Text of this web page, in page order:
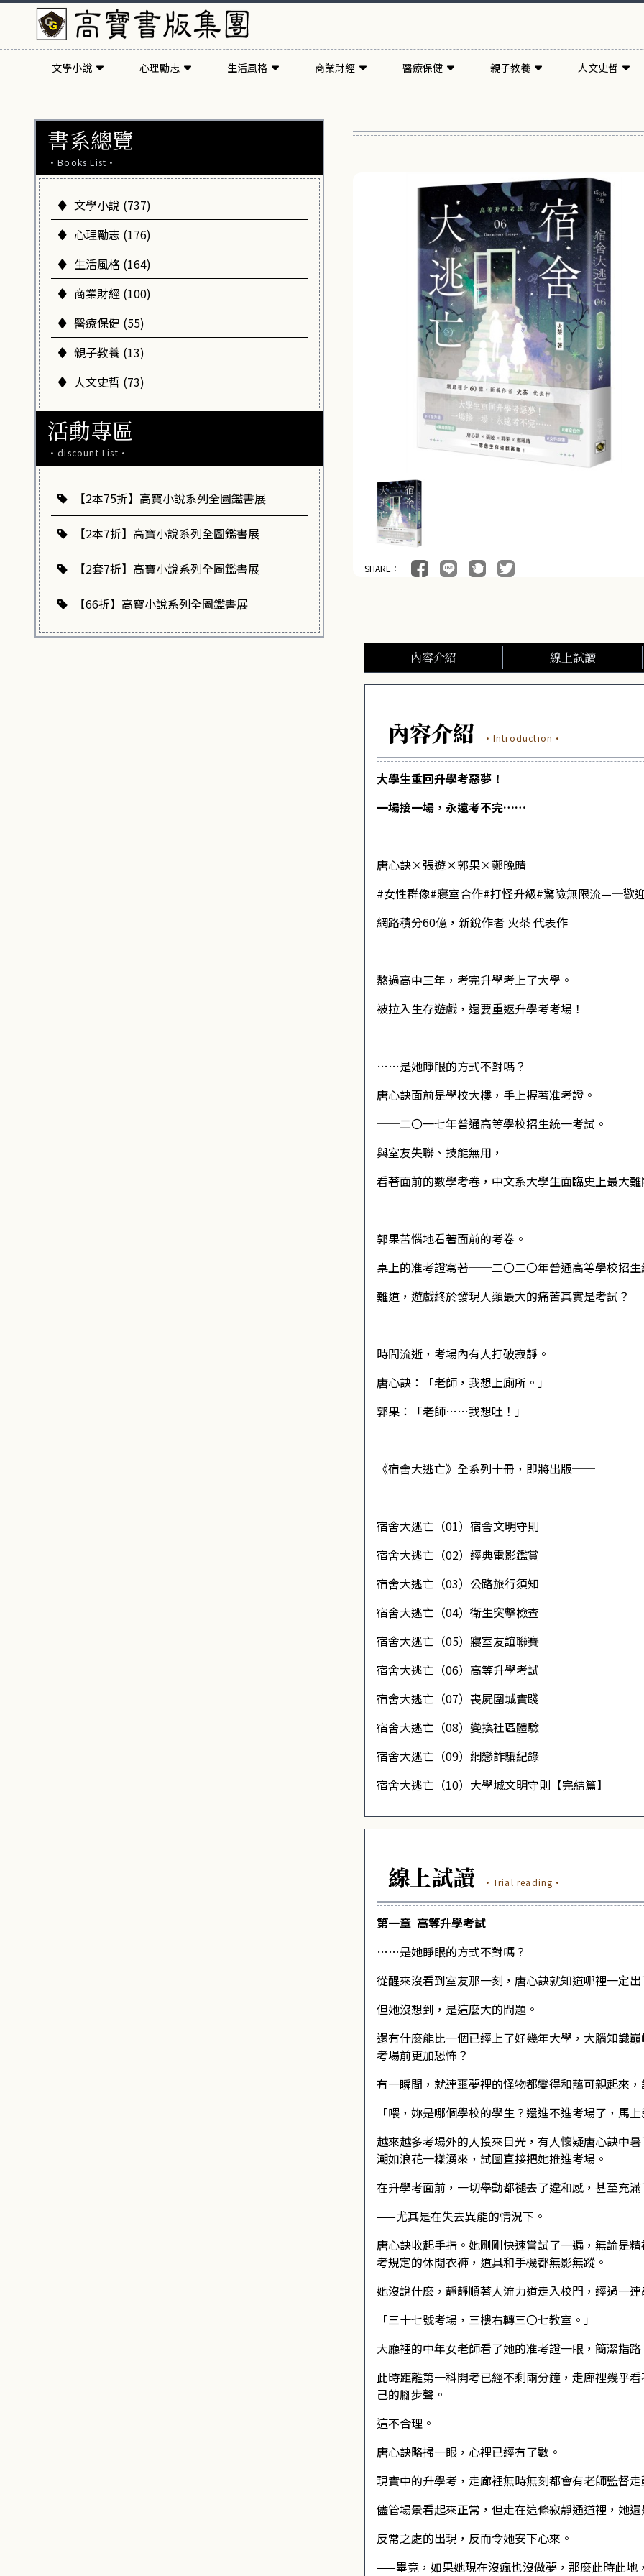
文學小說 心理勵志 生活風格 商業財經 醫療保健 親子教養 人文史哲
書系總覽
·Books List·
文學小說 (737)
心理勵志 (176)
生活風格 (164)
商業財經 (100)
醫療保健 (55)
親子教養 (13)
人文史哲 (73)
活動專區
·discount List·
【2本75折】高寶小說系列全圖鑑書展
【2本7折】高寶小說系列全圖鑑書展
【2套7折】高寶小說系列全圖鑑書展
【66折】高寶小說系列全圖鑑書展
SHARE：
內容介紹 線上試讀
內容介紹 ·Introduction·
大學生重回升學考惡夢！
一場接一場，永遠考不完……
唐心訣×張遊×郭果×鄭晚晴
#女性群像#寢室合作#打怪升級#驚險無限流—─歡
網路積分60億，新銳作者 火茶 代表作
熬過高中三年，考完升學考上了大學。
被拉入生存遊戲，還要重返升學考考場！
……是她睜眼的方式不對嗎？
唐心訣面前是學校大樓，手上握著准考證。
──二〇一七年普通高等學校招生統一考試。
與室友失聯、技能無用，
看著面前的數學考卷，中文系大學生面臨史上最大難
郭果苦惱地看著面前的考卷。
桌上的准考證寫著──二〇二〇年普通高等學校招生
難道，遊戲終於發現人類最大的痛苦其實是考試？
時間流逝，考場內有人打破寂靜。
唐心訣：「老師，我想上廁所。」
郭果：「老師……我想吐！」
《宿舍大逃亡》全系列十冊，即將出版──
宿舍大逃亡（01）宿舍文明守則
宿舍大逃亡（02）經典電影鑑賞
宿舍大逃亡（03）公路旅行須知
宿舍大逃亡（04）衛生突擊檢查
宿舍大逃亡（05）寢室友誼聯賽
宿舍大逃亡（06）高等升學考試
宿舍大逃亡（07）喪屍圍城實踐
宿舍大逃亡（08）變換社區體驗
宿舍大逃亡（09）網戀詐騙紀錄
宿舍大逃亡（10）大學城文明守則【完結篇】
線上試讀 ·Trial reading·
第一章 ​ 高等升學考試
……是她睜眼的方式不對嗎？
從醒來沒看到室友那一刻，唐心訣就知道哪裡一定出
但她沒想到，是這麼大的問題。
還有什麼能比一個已經上了好幾年大學，大腦知識
考場前更加恐怖？
有一瞬間，就連噩夢裡的怪物都變得和藹可親起來
「喂，妳是哪個學校的學生？還進不進考場了，馬上
越來越多考場外的人投來目光，有人懷疑唐心訣中
潮如浪花一樣湧來，試圖直接把她推進考場。
在升學考面前，一切舉動都褪去了違和感，甚至充
——尤其是在失去異能的情況下。
唐心訣收起手指。她剛剛快速嘗試了一遍，無論是
考規定的休閒衣褲，道具和手機都無影無蹤。
她沒說什麼，靜靜順著人流力道走入校門，經過一
「三十七號考場，三樓右轉三〇七教室。」
大廳裡的中年女老師看了她的准考證一眼，簡潔指路
此時距離第一科開考已經不剩兩分鐘，走廊裡幾乎
己的腳步聲。
這不合理。
唐心訣略掃一眼，心裡已經有了數。
現實中的升學考，走廊裡無時無刻都會有老師監督
儘管場景看起來正常，但走在這條寂靜通道裡，她
反常之處的出現，反而令她安下心來。
——畢竟，如果她現在沒瘋也沒做夢，那麼此時此地